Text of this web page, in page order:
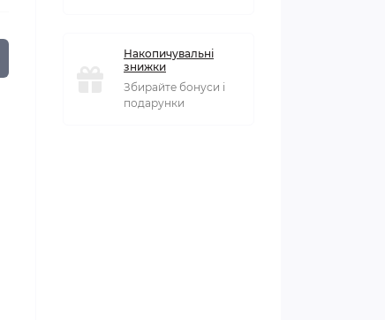
Накопичувальні
знижки
Збирайте бонуси і
подарунки